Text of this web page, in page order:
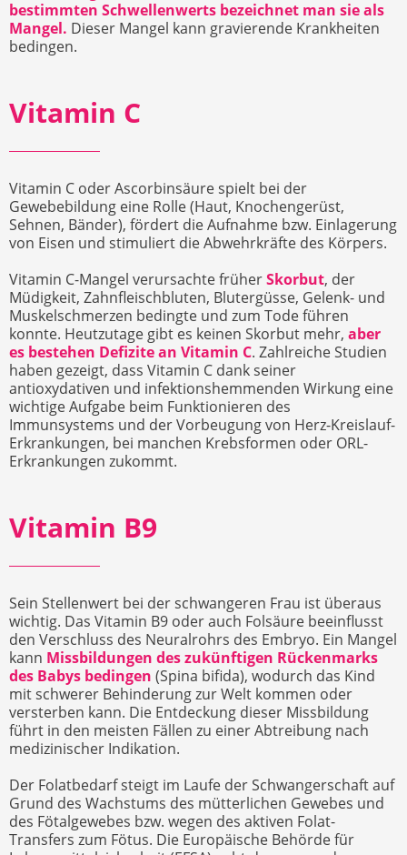
bestimmten Schwellenwerts bezeichnet man sie als
Mangel. Dieser Mangel kann gravierende Krankheiten
bedingen.
Vitamin C
Vitamin C oder Ascorbinsäure spielt bei der
Gewebebildung eine Rolle (Haut, Knochengerüst,
Sehnen, Bänder), fördert die Aufnahme bzw. Einlagerung
von Eisen und stimuliert die Abwehrkräfte des Körpers.
Vitamin C-Mangel verursachte früherSkorbut, der
Müdigkeit, Zahnfleischbluten, Blutergüsse, Gelenk- und
Muskelschmerzen bedingte und zum Tode führen
konnte. Heutzutage gibt es keinen Skorbut mehr, aber
es bestehen Defizite an Vitamin C. Zahlreiche Studien
haben gezeigt, dass Vitamin C dank seiner
antioxydativen und infektionshemmenden Wirkung eine
wichtige Aufgabe beim Funktionieren des
Immunsystems und der Vorbeugung von Herz-Kreislauf-
Erkrankungen, bei manchen Krebsformen oder ORL-
Erkrankungen zukommt.
Vitamin B9
Sein Stellenwert bei der schwangeren Frau ist überaus
wichtig. Das Vitamin B9 oder auch Folsäure beeinflusst
den Verschluss des Neuralrohrs des Embryo. Ein Mangel
kann Missbildungen des zukünftigen Rückenmarks
des Babys bedingen (Spina bifida), wodurch das Kind
mit schwerer Behinderung zur Welt kommen oder
versterben kann. Die Entdeckung dieser Missbildung
führt in den meisten Fällen zu einer Abtreibung nach
medizinischer Indikation.
Der Folatbedarf steigt im Laufe der Schwangerschaft auf
Grund des Wachstums des mütterlichen Gewebes und
des Fötalgewebes bzw. wegen des aktiven Folat-
Transfers zum Fötus. Die Europäische Behörde für